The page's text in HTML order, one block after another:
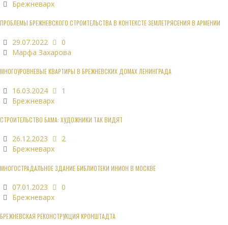
Брежневарх
ПРОБЛЕМЫ БРЕЖНЕВСКОГО СТРОИТЕЛЬСТВА В КОНТЕКСТЕ ЗЕМЛЕТРЯСЕНИЯ В АРМЕНИИ
29.07.2022
0
Марфа Захарова
МНОГОУРОВНЕВЫЕ КВАРТИРЫ В БРЕЖНЕВСКИХ ДОМАХ ЛЕНИНГРАДА
16.03.2024
1
Брежневарх
СТРОИТЕЛЬСТВО БАМА: ХУДОЖНИКИ ТАК ВИДЯТ
26.12.2023
2
Брежневарх
МНОГОСТРАДАЛЬНОЕ ЗДАНИЕ БИБЛИОТЕКИ ИНИОН В МОСКВЕ
07.01.2023
0
Брежневарх
БРЕЖНЕВСКАЯ РЕКОНСТРУКЦИЯ КРОНШТАДТА